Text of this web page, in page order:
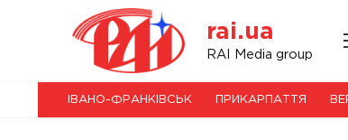
rai.ua
RAI Media group
НОВИНИ
ІВАНО-ФРАНКІВСЬК ПРИКАРПАТТЯ